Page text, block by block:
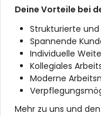
Deine Vorteile bei
Strukturierte
Spannende
Individuelle
Kollegiales
Moderne
Mehr zu uns und